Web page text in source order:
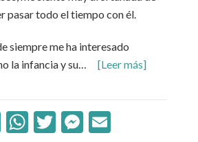
pasar todo el tiempo con él.
siempre me ha interesado
la infancia y su…
[Leer más]
Pinterest
WhatsApp
Twitter
Messenger
Email